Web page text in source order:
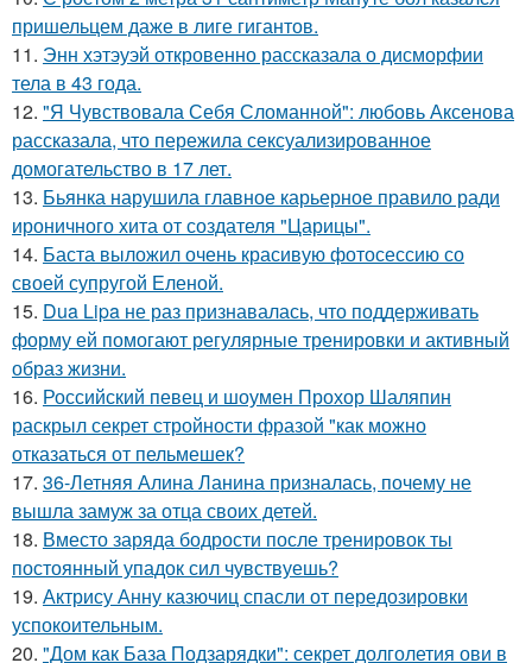
пришельцем даже в лиге гигантов.
11. Энн хэтэуэй откровенно рассказала о дисморфии
тела в 43 года.
12. "Я Чувствовала Себя Сломанной": любовь Аксенова
рассказала, что пережила сексуализированное
домогательство в 17 лет.
13. Бьянка нарушила главное карьерное правило ради
ироничного хита от создателя "Царицы".
14. Баста выложил очень красивую фотосессию со
своей супругой Еленой.
15. Dua Lipa не раз признавалась, что поддерживать
форму ей помогают регулярные тренировки и активный
образ жизни.
16. Российский певец и шоумен Прохор Шаляпин
раскрыл секрет стройности фразой "как можно
отказаться от пельмешек?
17. 36-Летняя Алина Ланина призналась, почему не
вышла замуж за отца своих детей.
18. Вместо заряда бодрости после тренировок ты
постоянный упадок сил чувствуешь?
19. Актрису Анну казючиц спасли от передозировки
успокоительным.
20. "Дом как База Подзарядки": секрет долголетия ови в